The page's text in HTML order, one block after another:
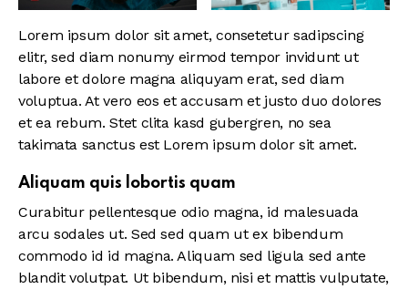
Lorem ipsum dolor sit amet, consetetur sadipscing
elitr, sed diam nonumy eirmod tempor invidunt ut
labore et dolore magna aliquyam erat, sed diam
voluptua. At vero eos et accusam et justo duo dolores
et ea rebum. Stet clita kasd gubergren, no sea
takimata sanctus est Lorem ipsum dolor sit amet.
Aliquam quis lobortis quam
Curabitur pellentesque odio magna, id malesuada
arcu sodales ut. Sed sed quam ut ex bibendum
commodo id id magna. Aliquam sed ligula sed ante
blandit volutpat. Ut bibendum, nisi et mattis vulputate,